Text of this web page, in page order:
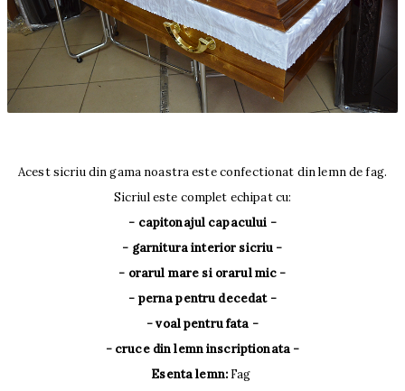
Acest sicriu din gama noastra este confectionat din lemn de fag.
Sicriul este complet echipat cu:
- capitonajul capacului -
- garnitura interior sicriu -
- orarul mare si orarul mic -
- perna pentru decedat -
- voal pentru fata -
- cruce din lemn inscriptionata -
Esenta lemn:Fag